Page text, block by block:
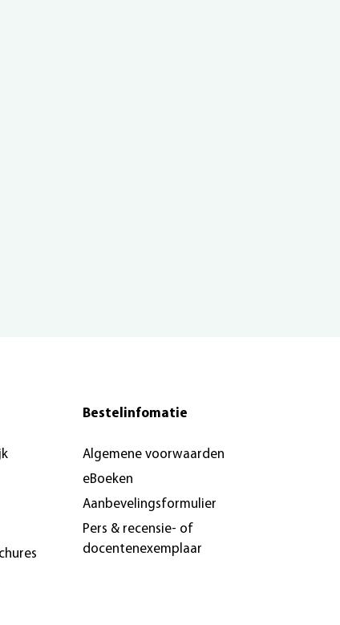
Bestelinfomatie
Algemene voorwaarden
eBoeken
Aanbevelingsformulier
Pers & recensie- of
docentenexemplaar